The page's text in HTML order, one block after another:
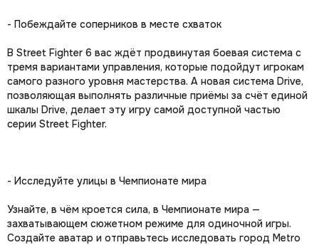
- Побеждайте соперников в месте схваток
В Street Fighter 6 вас ждёт продвинутая боевая система с
тремя вариантами управления, которые подойдут игрокам
самого разного уровня мастерства. А новая система Drive,
позволяющая выполнять различные приёмы за счёт единой
шкалы Drive, делает эту игру самой доступной частью
серии Street Fighter.
- Исследуйте улицы в Чемпионате мира
Узнайте, в чём кроется сила, в Чемпионате мира —
захватывающем сюжетном режиме для одиночной игры.
Создайте аватар и отправьтесь исследовать город Metro